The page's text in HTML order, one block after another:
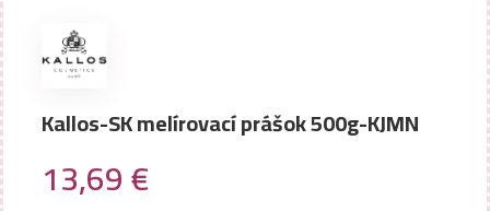
Kallos-SK melírovací prášok 500g-KJMN
13,69€